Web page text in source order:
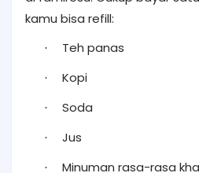
kamu bisa refill:
· Teh panas
· Kopi
· Soda
· Jus
·
Minuman rasa-rasa